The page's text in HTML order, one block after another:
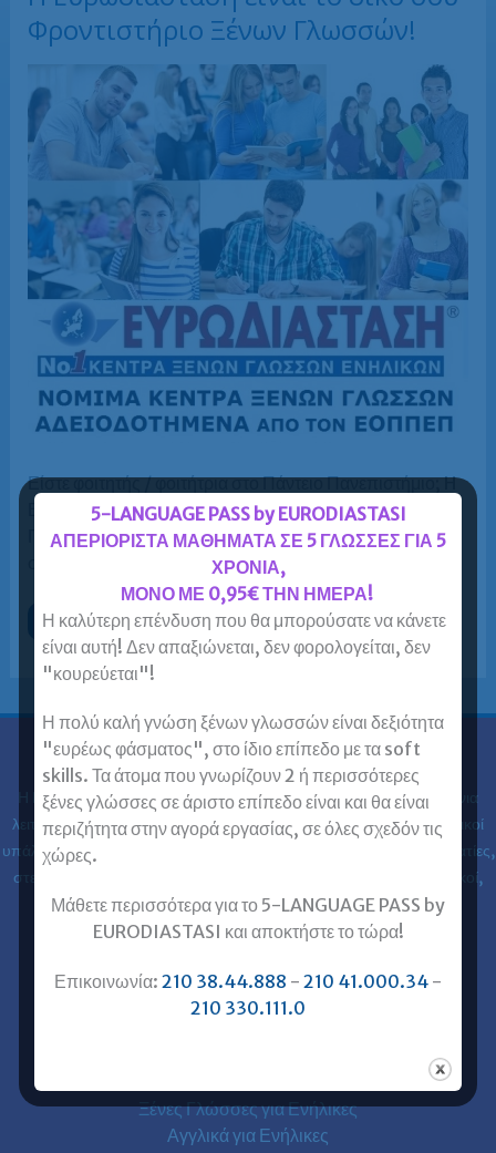
Φροντιστήριο Ξένων Γλωσσών!
Είστε φοιτητής / φοιτήτρια στο Πάντειο Πανεπιστήμιο; H
Ευρωδιάσταση είναι το δικό σου Φροντιστήριο Ξένων
Γλωσσών αποκλειστικά για ενήλικες. Θα μας βρείτε: α)
Φοιτητής
/
φοιτήτρια
στο
Πάντειο;
Ευρωδιάσταση
είναι
το
δικό
σου
Φροντιστήριο
Ξένων
Γλωσσών!
Περισσότερα »
Ευρωδιάσταση
Η Ευρωδιάσταση Κέντρα Ξένων Γλωσσών Ενηλίκων στα30 χρόνια
λειτουργίας της έχει εκπαιδεύσει 61.000 ενήλικες (φοιτητές, ιδιωτικοί
υπάλληλοι, δημόσιοι υπάλληλοι, στρατιωτικοί, ελεύθεροι επαγγελματίες,
στελέχη επιχειρήσεων, επαγγελματίες, ιατροί, νοσηλευτές, μηχανικοί,
κλπ) στις ξένες γλώσσες.
Ευρωδιάσταση Online Μαθήματα
Ευρωδιάσταση Αθήνα
Ξένες Γλώσσες για Ενήλικες
Αγγλικά για Ενήλικες
5-LANGUAGE PASS by EURODIASTASI
ΑΠΕΡΙΟΡΙΣΤΑ ΜΑΘΗΜΑΤΑ ΣΕ 5 ΓΛΩΣΣΕΣ ΓΙΑ 5
ΧΡΟΝΙΑ,
ΜΟΝΟ ΜΕ 0,95€ ΤΗΝ ΗΜΕΡΑ!
Η καλύτερη επένδυση που θα μπορούσατε να κάνετε
είναι αυτή! Δεν απαξιώνεται, δεν φορολογείται, δεν
"κουρεύεται"!
Η πολύ καλή γνώση ξένων γλωσσών είναι δεξιότητα
"ευρέως φάσματος", στο ίδιο επίπεδο με τα soft
skills. Τα άτομα που γνωρίζουν 2 ή περισσότερες
ξένες γλώσσες σε άριστο επίπεδο είναι και θα είναι
περιζήτητα στην αγορά εργασίας, σε όλες σχεδόν τις
χώρες.
Μάθετε περισσότερα για το 5-LANGUAGE PASS by
EURODIASTASI και αποκτήστε το τώρα!
Επικοινωνία: 210 38.44.888 - 210 41.000.34 -
210 330.111.0